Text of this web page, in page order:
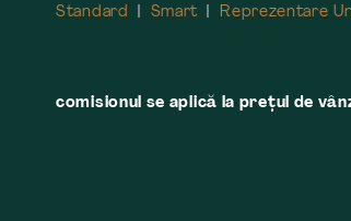
Standard
Smart Reprezentare
comisionul se aplică la preţul de